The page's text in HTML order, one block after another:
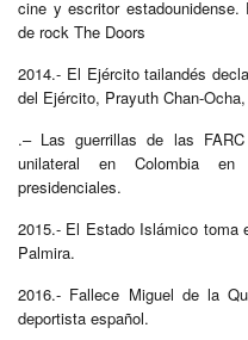
cine y escritor
de rock The Doors
2014.- El Ejército tailandés
del Ejército, Prayuth Chan-Ocha,
.– Las guerrillas de las
unilateral en Colombia en
presidenciales.
2015.- El Estado Islámico toma
Palmira.
2016.- Fallece Miguel de la
deportista español.